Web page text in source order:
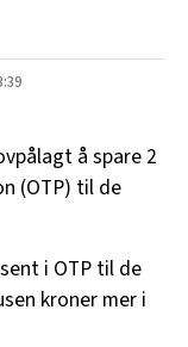
å spare 2
(OTP) til de
i OTP til de
kroner mer i